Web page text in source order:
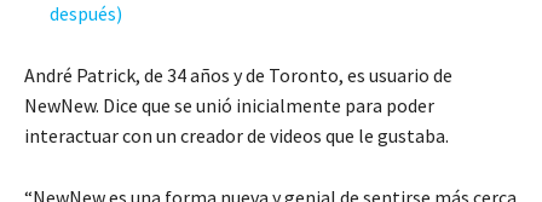
después)
André Patrick, de 34 años y de Toronto, es usuario de
NewNew. Dice que se unió inicialmente para poder
interactuar con un creador de videos que le gustaba.